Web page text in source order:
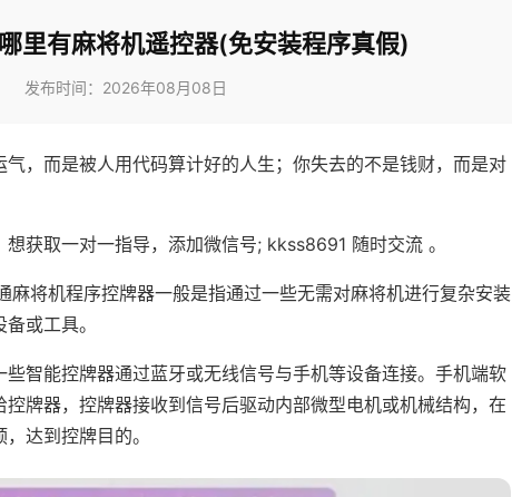
里有麻将机遥控器(免安装程序真假)
发布时间：2026年08月08日
，而是被人用代码算计好的人生；你失去的不是钱财，而是对
获取一对一指导，添加微信号; kkss8691 随时交流 。
麻将机程序控牌器一般是指通过一些无需对麻将机进行复杂安装
或工具。
智能控牌器通过蓝牙或无线信号与手机等设备连接。手机端软
牌器，控牌器接收到信号后驱动内部微型电机或机械结构，在
达到控牌目的。